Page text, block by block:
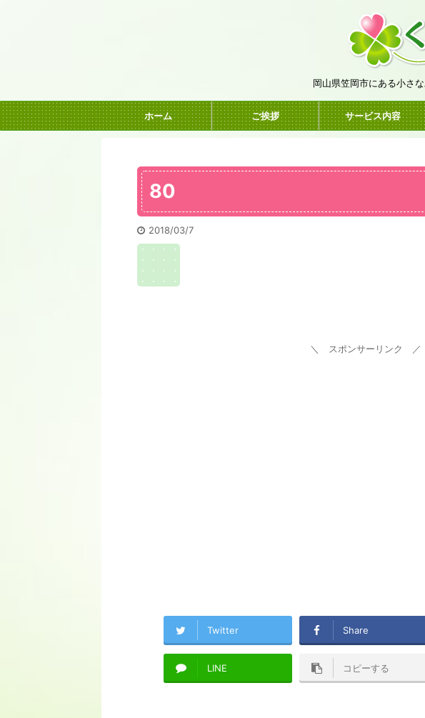
岡山県笠岡市にある小さ
ホーム ご挨拶 サービス内容
80
2018/03/7
＼ スポンサーリンク ／
Twitter Share
LINE コピーする